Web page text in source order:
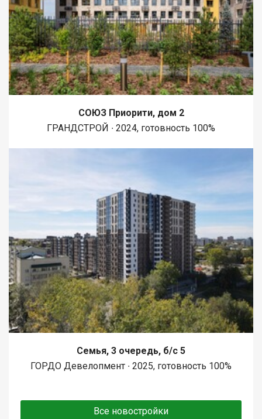
СОЮЗ Приорити, дом 2
ГРАНДСТРОЙ ∙ 2024, готовность 100%
Семья, 3 очередь, б/с 5
ГОРДО Девелопмент ∙ 2025, готовность 100%
Все новостройки